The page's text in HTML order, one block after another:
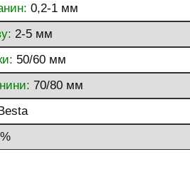
0,2-1 мм
2-5 мм
50/60 мм
70/80 мм